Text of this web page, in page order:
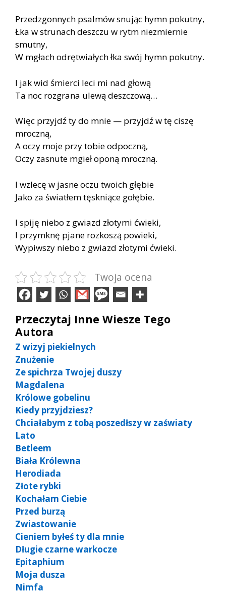
Przedzgonnych psalmów snując hymn pokutny,
Łka w strunach deszczu w rytm niezmiernie
smutny,
W mgłach odrętwiałych łka swój hymn pokutny.
I jak wid śmierci leci mi nad głową
Ta noc rozgrana ulewą deszczową…
Więc przyjdź ty do mnie — przyjdź w tę ciszę
mroczną,
A oczy moje przy tobie odpoczną,
Oczy zasnute mgieł oponą mroczną.
I wzlecę w jasne oczu twoich głębie
Jako za światłem tęskniące gołębie.
I spiję niebo z gwiazd złotymi ćwieki,
I przymknę pjane rozkoszą powieki,
Wypiwszy niebo z gwiazd złotymi ćwieki.
Twoja ocena
Przeczytaj Inne Wiesze Tego
Autora
Z wizyj piekielnych
Znużenie
Ze spichrza Twojej duszy
Magdalena
Królowe gobelinu
Kiedy przyjdziesz?
Chciałabym z tobą poszedłszy w zaświaty
Lato
Betleem
Biała Królewna
Herodiada
Złote rybki
Kochałam Ciebie
Przed burzą
Zwiastowanie
Cieniem byłeś ty dla mnie
Długie czarne warkocze
Epitaphium
Moja dusza
Nimfa